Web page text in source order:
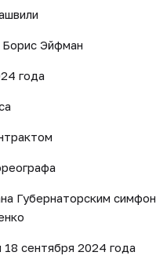
Эйфман
года
Губернаторским
сентября 2024 года